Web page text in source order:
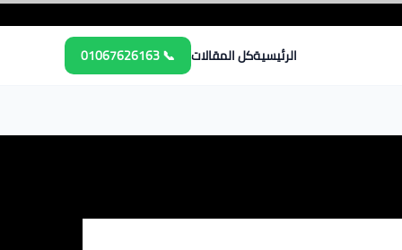
الرئيسيةكل المقالات 📞 01067626163